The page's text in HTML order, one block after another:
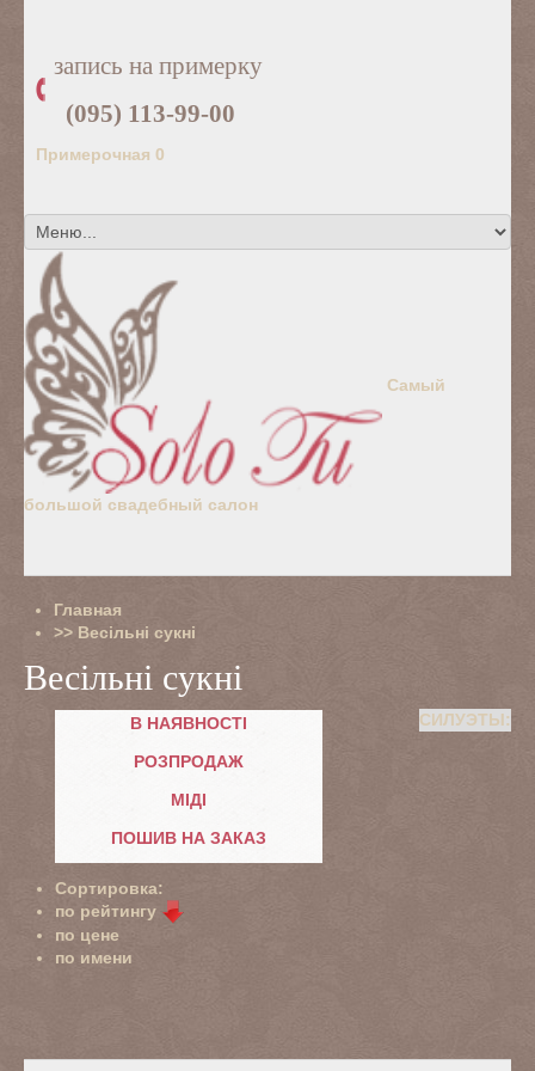
запись на примерку
(095) 113-99-00
Примерочная 0
Самый
большой свадебный салон
Главная
>> Весільні сукні
Весільні сукні
СИЛУЭТЫ:
В НАЯВНОСТІ
РОЗПРОДАЖ
МІДІ
ПОШИВ НА ЗАКАЗ
Сортировка:
по рейтингу
по цене
по имени